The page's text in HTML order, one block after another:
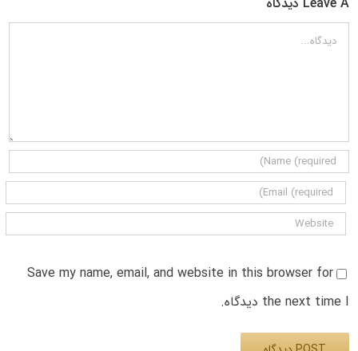
دیدگاه
Save my name, email, and website in this browser for
the next time I دیدگاه.